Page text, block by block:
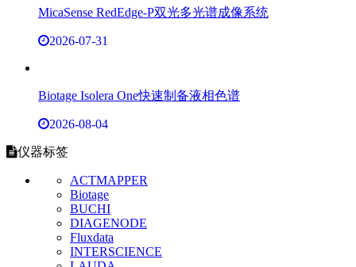
2WARING
验室搅拌机
5上海书俊企业文化
7Sherwood M410火焰光度计：快速化学元素定量分析
8Unchained Labs Stunner高通量浓度/粒度分析仪
9 达远辰光核酸清除剂：快速降解DNA/RNA
RP FOPH 2000 光纤感测水听器
仪器推荐
Systec台式灭菌器：45升到200升进口高压灭菌锅